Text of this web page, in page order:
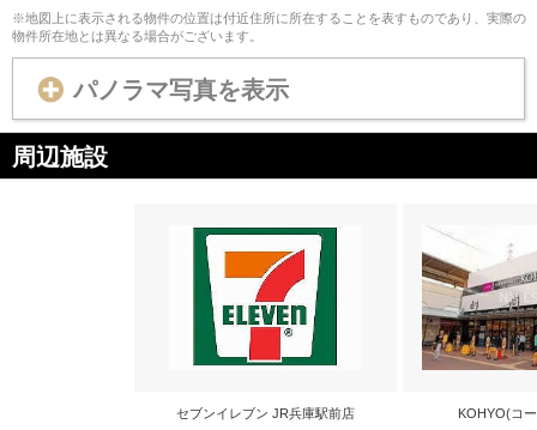
※地図上に表示される物件の位置は付近住所に所在することを表すものであり、実際の
物件所在地とは異なる場合がございます。
パノラマ写真を表示
周辺施設
セブンイレブン JR兵庫駅前店 KOHYO(コ